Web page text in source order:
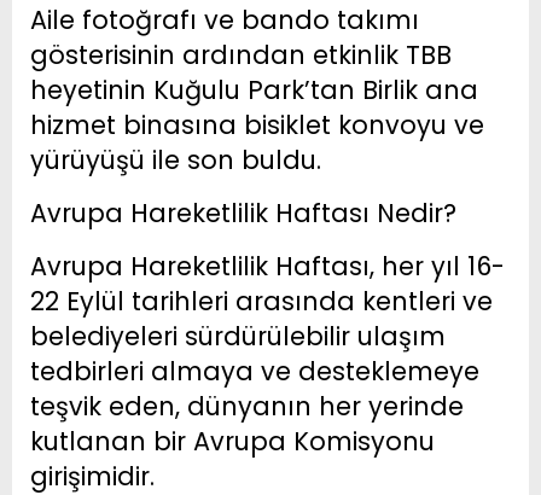
Aile fotoğrafı ve bando takımı
gösterisinin ardından etkinlik TBB
heyetinin Kuğulu Park’tan Birlik ana
hizmet binasına bisiklet konvoyu ve
yürüyüşü ile son buldu.
Avrupa Hareketlilik Haftası Nedir?
Avrupa Hareketlilik Haftası, her yıl 16-
22 Eylül tarihleri arasında kentleri ve
belediyeleri sürdürülebilir ulaşım
tedbirleri almaya ve desteklemeye
teşvik eden, dünyanın her yerinde
kutlanan bir Avrupa Komisyonu
girişimidir.